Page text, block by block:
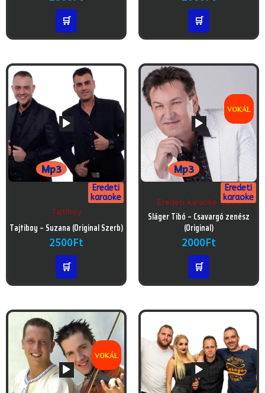
🛒 🛒
Eredeti
karaoke
Mp3
Tajtiboy
Audió
lejátszó
Tajtiboy – Suzana (Original Szerb)
2500Ft
🛒
VOKÁL
Eredeti
karaoke
Mp3
Eredeti karaoke dalok
Audió
lejátszó
Sláger Tibó – Csavargó zenész
(Original)
2000Ft
🛒
VOKÁL